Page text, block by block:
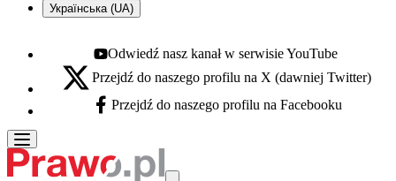
Українська (UA)
Youtube - otwiera się w nowej karcie
Odwiedź nasz kanał w serwisie YouTube
X - otwiera się w nowej karcie
Przejdź do naszego profilu na X (dawniej Twitter)
Facebook - otwiera się w nowej karcie
Przejdź do naszego profilu na Facebooku